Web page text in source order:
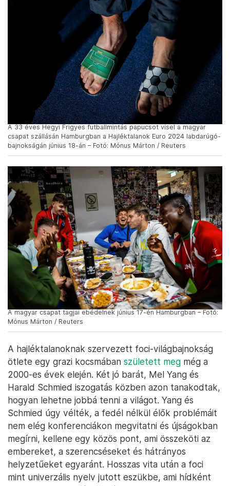
A 33 éves Hegyi Frigyes futballmintás papucsot visel a magyar
csapat szállásán Hamburgban a Hajléktalanok Euro 2024 labdarúgó-
bajnokságán június 18-án – Fotó: Mónus Márton / Reuters
A magyar csapat tagjai ebédelnek június 17-én Hamburgban – Fotó:
Mónus Márton / Reuters
A hajléktalanoknak szervezett foci-világbajnokság
ötlete egy grazi kocsmában született meg még a
2000-es évek elején. Két jó barát, Mel Yang és
Harald Schmied iszogatás közben azon tanakodtak,
hogyan lehetne jobbá tenni a világot. Yang és
Schmied úgy vélték, a fedél nélkül élők problémáit
nem elég konferenciákon megvitatni és újságokban
megírni, kellene egy közös pont, ami összeköti az
embereket, a szerencséseket és hátrányos
helyzetűeket egyaránt. Hosszas vita után a foci
mint univerzális nyelv jutott eszükbe, ami hídként